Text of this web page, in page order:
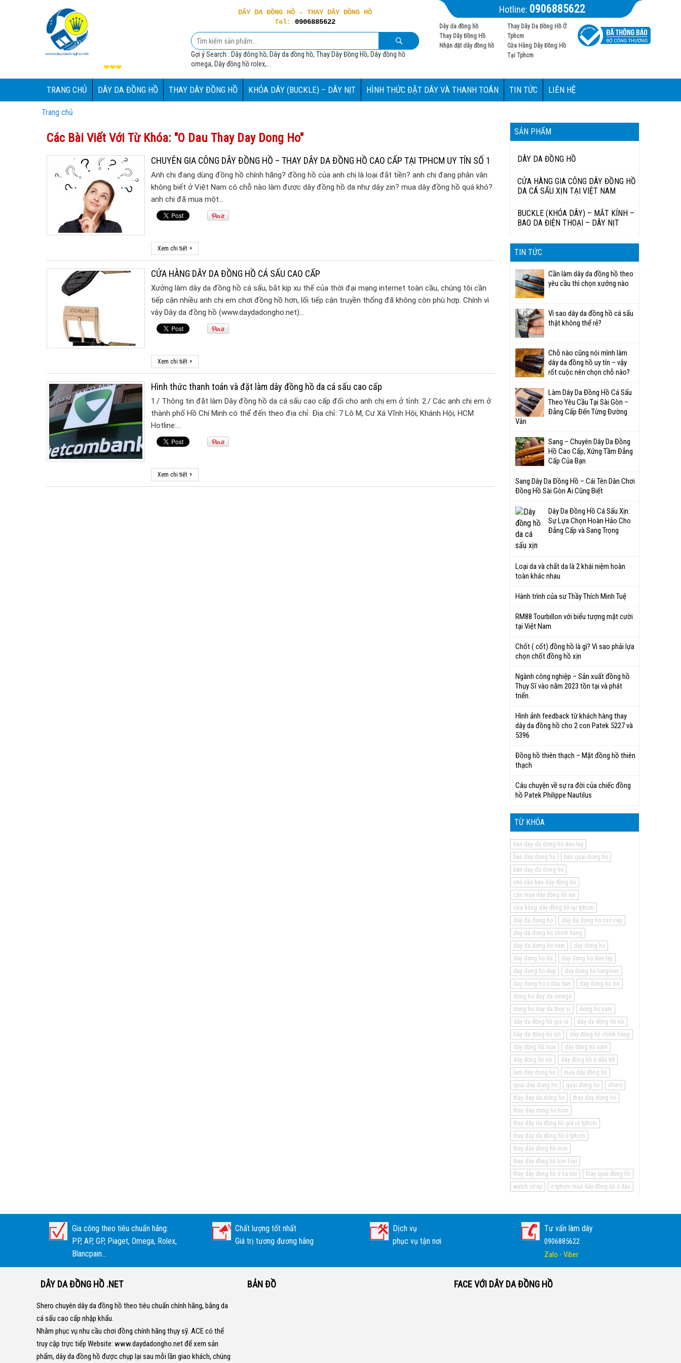
❤❤❤
DÂY DA ĐỒNG HỒ - THAY DÂY ĐỒNG HỒ
Tel: 0906885622
Gợi ý Search : Dây đông hồ, Dây da đồng hồ, Thay Dây Đồng Hồ, Dây đồng hồ
omega, Dây đồng hồ rolex,...
Hotline: 0906885622
Dây da đồng hồ
Thay Dây Đồng Hồ
Nhận đặt dây đồng hồ
Thay Dây Da Đồng Hồ Ở
Tphcm
Cửa Hàng Dây Đồng Hồ
Tại Tphcm
TRANG CHỦ DÂY DA ĐỒNG HỒ THAY DÂY ĐỒNG HỒ KHÓA DÂY (BUCKLE) – DÂY NỊT HÌNH THỨC ĐẶT DÂY VÀ THANH TOÁN TIN TỨC LIÊN HỆ
Trang chủ
Các Bài Viết Với Từ Khóa: "o Dau Thay Day Dong Ho"
CHUYÊN GIA CÔNG DÂY ĐỒNG HỒ – THAY DÂY DA ĐỒNG HỒ CAO CẤP TẠI TPHCM UY TÍN SỐ 1
Anh chị đang dùng đồng hồ chính hãng? đồng hồ của anh chị là loại đắt tiền? anh chị đang phân vân
không biết ở Việt Nam có chỗ nào làm được dây đồng hồ da như dây zin? mua dây đồng hồ quá khó?
anh chị đã mua một…
Xem chi tiết »
CỬA HÀNG DÂY DA ĐỒNG HỒ CÁ SẤU CAO CẤP
Xưởng làm dây da đồng hồ cá sấu, bắt kip xu thế của thời đại mạng internet toàn cầu, chúng tôi cần
tiếp cận nhiều anh chị em chơi đồng hồ hơn, lối tiếp cận truyền thống đã không còn phù hợp. Chính vì
vậy Dây da đồng hồ (www.daydadongho.net)…
Xem chi tiết »
Hình thức thanh toán và đặt làm dây đồng hồ da cá sấu cao cấp
1./ Thông tin đặt làm Dây đồng hồ da cá sấu cao cấp đối cho anh chị em ở tỉnh: 2./ Các anh chị em ở
thành phố Hồ Chí Minh có thể đến theo địa chỉ: Địa chỉ: 7 Lô M, Cư Xá Vĩnh Hội, Khánh Hội, HCM
Hotline:…
Xem chi tiết »
SẢN PHẨM
DÂY DA ĐỒNG HỒ
CỬA HÀNG GIA CÔNG DÂY ĐỒNG HỒ
DA CÁ SẤU XỊN TẠI VIỆT NAM
BUCKLE (KHÓA DÂY) – MẮT KÍNH –
BAO DA ĐIỆN THOẠI – DÂY NỊT
TIN TỨC
Cần làm dây da đồng hồ theo
yêu cầu thì chọn xưởng nào
Vì sao dây da đồng hồ cá sấu
thật không thể rẻ?
Chỗ nào cũng nói mình làm
dây da đồng hồ uy tín – vậy
rốt cuộc nên chọn chỗ nào?
Làm Dây Da Đồng Hồ Cá Sấu
Theo Yêu Cầu Tại Sài Gòn –
Đẳng Cấp Đến Từng Đường
Vân
Sang – Chuyên Dây Da Đồng
Hồ Cao Cấp, Xứng Tầm Đẳng
Cấp Của Bạn
Sang Dây Da Đồng Hồ – Cái Tên Dân Chơi
Đồng Hồ Sài Gòn Ai Cũng Biết
Dây Da Đồng Hồ Cá Sấu Xịn:
Sự Lựa Chọn Hoàn Hảo Cho
Đẳng Cấp và Sang Trọng
Loại da và chất da là 2 khái niệm hoàn
toàn khác nhau
Hành trình của sư Thầy Thích Minh Tuệ
RM88 Tourbillon với biểu tượng mặt cười
tại Việt Nam
Chốt ( cốt) đồng hồ là gì? Vì sao phải lựa
chọn chốt đồng hồ xịn
Ngành công nghiệp – Sản xuất đồng hồ
Thụy Sĩ vào năm 2023 tồn tại và phát
triển.
Hình ảnh feedback từ khách hàng thay
dây da đồng hồ cho 2 con Patek 5227 và
5396
Đồng hồ thiên thạch – Mặt đồng hồ thiên
thạch
Câu chuyện về sự ra đời của chiếc đồng
hồ Patek Philippe Nautilus
TỪ KHÓA
ban day da dong ho deo tay
ban day dong ho
ban quai dong ho
bán day da dong ho
chỗ nào bán dây đồng hồ
cần mua dây đồng hồ xịn
cửa hàng dây đồng hồ tại tphcm
day da dong ho
day da dong ho cao cap
day da dong ho chinh hang
day da dong ho nam
day dong ho
day dong ho da
day dong ho deo tay
day dong ho dep
day dong ho longines
day dong ho o dau ban
day dong ho xin
dong ho day da omega
dong ho day da thuy si
dong ho nam
dây da đồng hồ giá rẻ
dây da đồng hồ nữ
Dây da đồng hồ xịn
dây đồng hồ chính hãng
dây đồng hồ inox
dây đồng hồ nam
dây đồng hồ nữ
dây đồng hồ ở đâu tốt
lam day dong ho
mua dây đồng hồ
quai day dong ho
quai dong ho
shero
thay day da dong ho
thay day dong ho
thay day dong ho hcm
thay dây da đồng hồ giá rẻ tphcm
thay dây da đồng hồ ở tphcm
thay dây đồng hồ inox
thay dây đồng hồ kim loại
thay dây đồng hồ ở hà nội
thay quai đồng hồ
watch strap
ở tphcm mua dây đồng hồ ở đâu
Gia công theo tiêu chuẩn hãng:
PP, AP, GP, Piaget, Omega, Rolex,
Blancpain...
Chất lượng tốt nhất
Giá trị tương đương hãng
Dịch vụ
phục vụ tận nơi
Tư vấn làm dây
0906885622
Zalo - Viber
DÂY DA ĐỒNG HỒ .NET
Shero chuyên dây da đồng hồ theo tiêu chuẩn chính hãng, bằng da
cá sấu cao cấp nhập khẩu.
Nhằm phục vụ nhu cầu chơi đồng chính hãng thụy sỹ. ACE có thể
truy cập trực tiếp Website: www.daydadongho.netđể xem sản
phẩm, dây da đồng hồ được chụp lại sau mỗi lần giao khách, chúng
BẢN ĐỒ FACE VỚI DÂY DA ĐỒNG HỒ